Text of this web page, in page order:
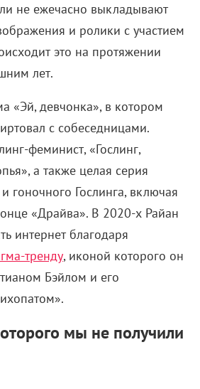
ли не ежечасно выкладывают
и ролики с участием
это на протяжении
лет.
«Эй, девчонка», в котором
с собеседницами.
феминист, «Гослинг,
а также целая серия
гоночного Гослинга, включая
«Драйва». В 2020-х Райан
интернет благодаря
тренду, иконой которого он
Бэйлом и его
мы не получили